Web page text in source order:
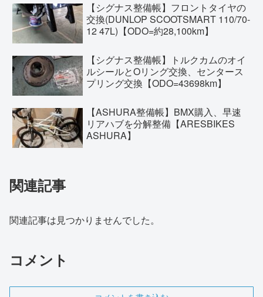
【シグナス整備帳】フロントタイヤの
交換(DUNLOP SCOOTSMART 110/70-
12 47L)【ODO=約28,100km】
【シグナス整備帳】トルクカムのオイ
ルシールとOリング交換、センタース
プリング交換【ODO=43698km】
【ASHURA整備帳】BMX購入、早速
リアハブを分解整備【ARESBIKES
ASHURA】
関連記事
関連記事は見つかりませんでした。
コメント